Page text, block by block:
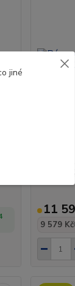
Rám
Tucson
11
9 579 Kč
jiné